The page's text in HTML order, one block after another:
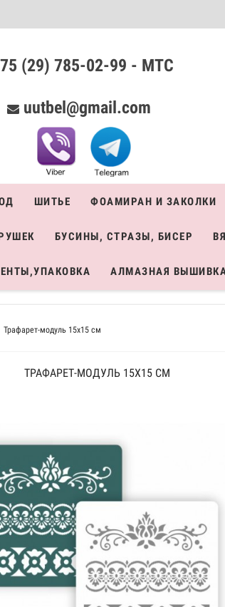
(29) 785-02-99 - МТС
uutbel@gmail.com
ШИТЬЕ ФОАМИРАН И ЗАКОЛКИ
БУСИНЫ, СТРАЗЫ, БИСЕР
АЛМАЗНАЯ
Трафарет-модуль 15х15 см
ТРАФАРЕТ-МОДУЛЬ 15Х15 СМ